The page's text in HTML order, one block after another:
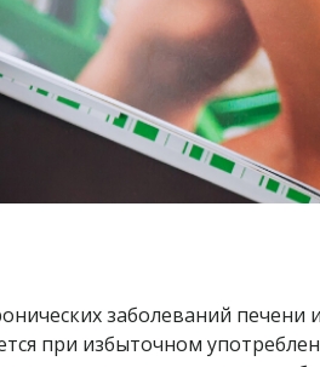
заболеваний печени
при избыточном